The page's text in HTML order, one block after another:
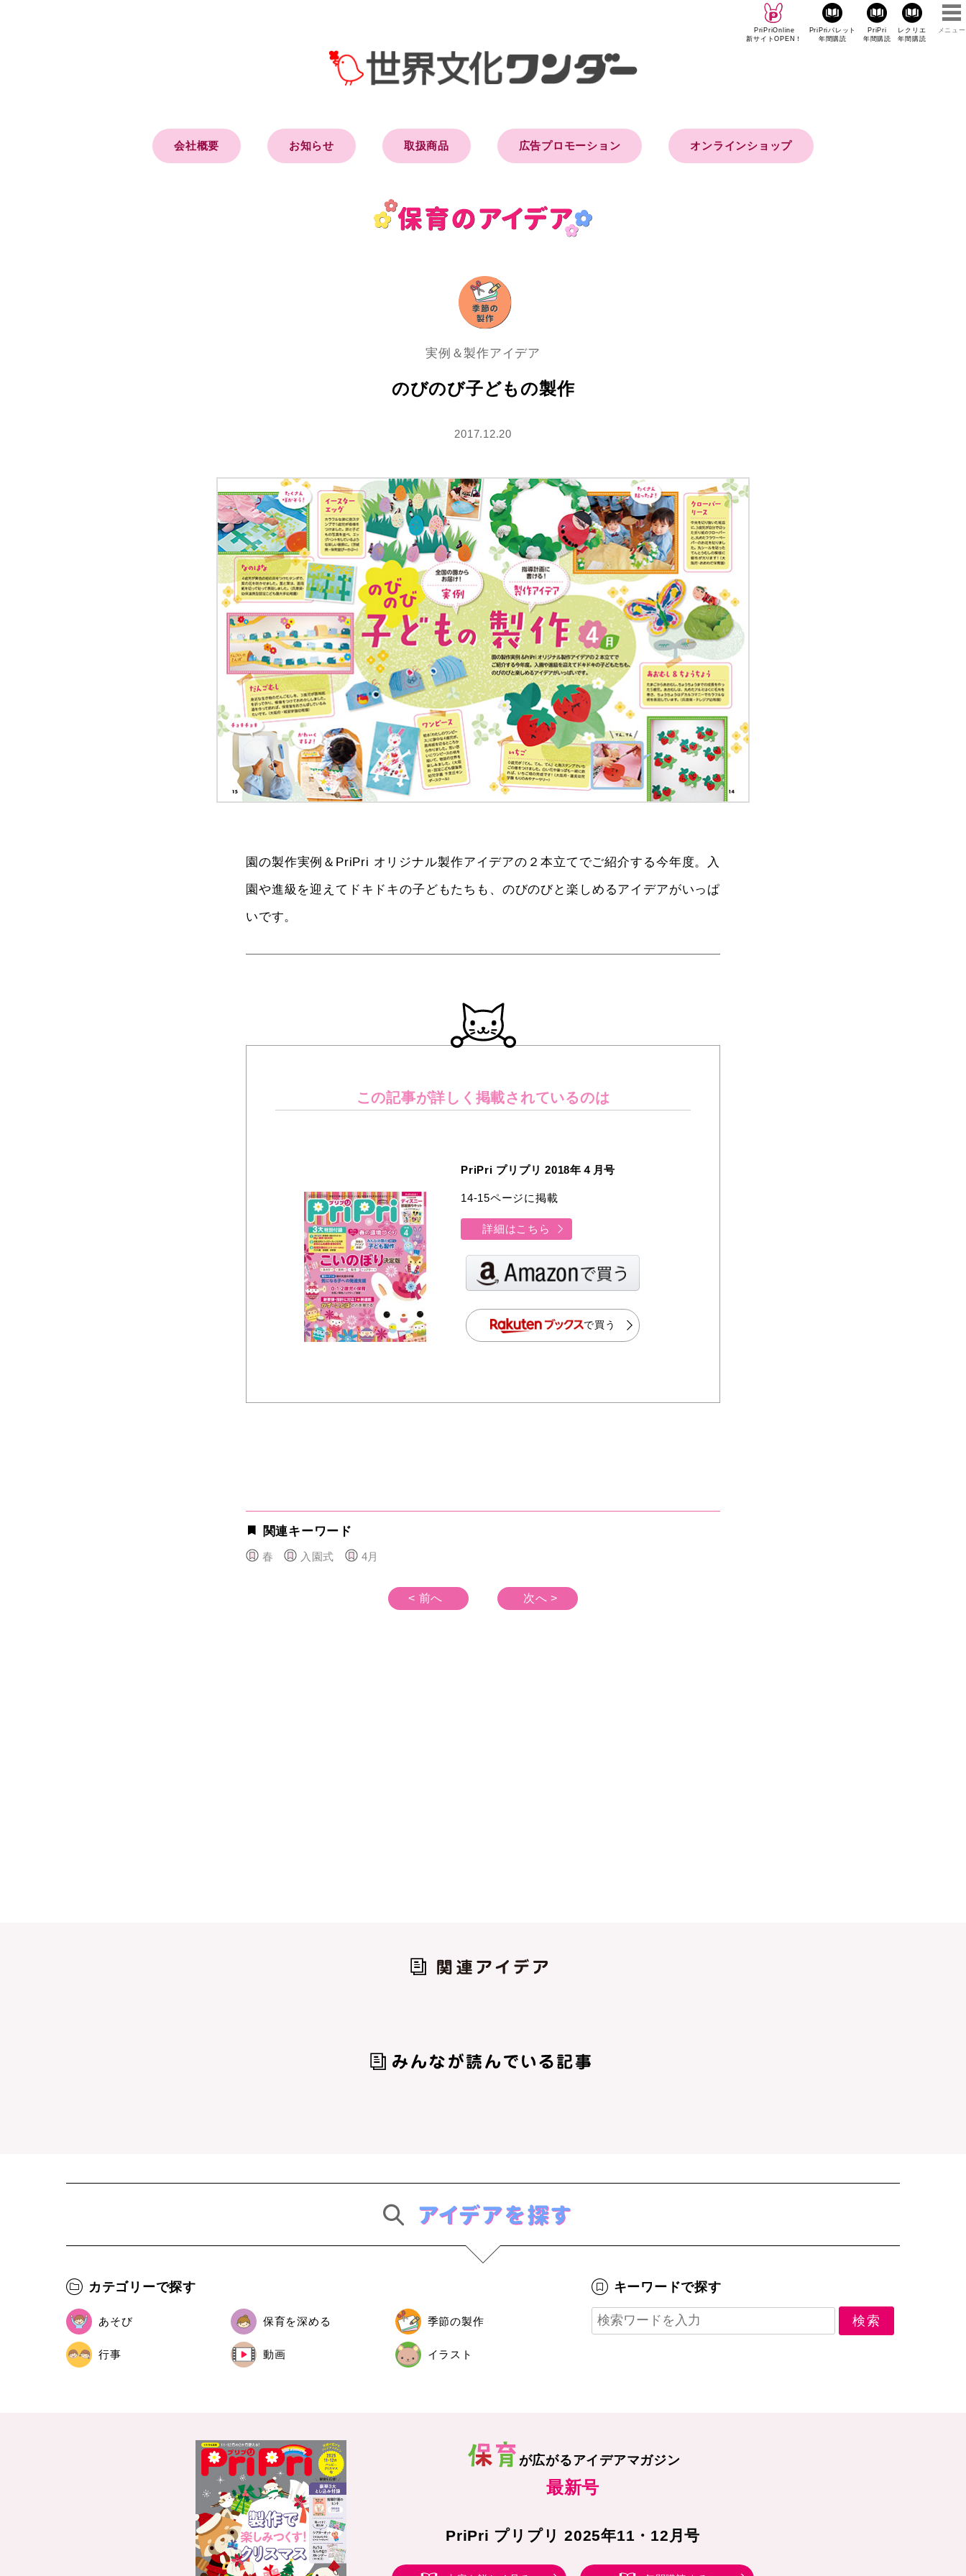
PriPriOnline
新サイトOPEN！
PriPriパレット
年間購読
PriPri
年間購読
レクリエ
年間購読
メニュー
会社概要 お知らせ 取扱商品 広告プロモーション オンラインショップ
実例＆製作アイデア
のびのび子どもの製作
2017.12.20
園の製作実例＆PriPri オリジナル製作アイデアの２本立てでご紹介する今年度。入
園や進級を迎えてドキドキの子どもたちも、のびのびと楽しめるアイデアがいっぱ
いです。
この記事が詳しく 掲載されているのは
PriPri プリプリ 2018年４月号
14-15ページに掲載
詳細はこちら
で買う
関連キーワード
春 入園式 4月
< 前へ 次へ >
カテゴリーで探す
あそび 保育を深める 季節の製作
行事 動画 イラスト
キーワードで探す
が広がるアイデアマガジン
最新号
PriPri プリプリ 2025年11・12月号